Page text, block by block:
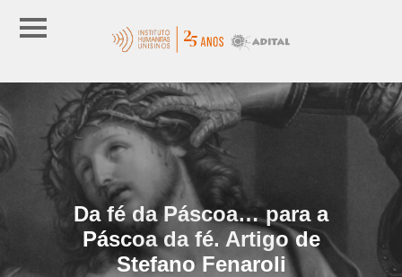
Da fé da Páscoa… para a
Páscoa da fé. Artigo de
Stefano Fenaroli